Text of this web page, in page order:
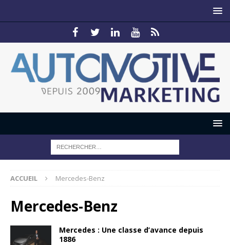
ACCUEIL Mercedes-Benz
Mercedes-Benz
Mercedes : Une classe d’avance depuis
1886